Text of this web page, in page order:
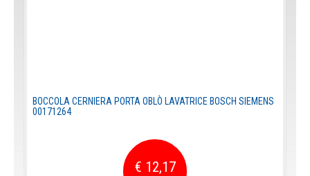
BOCCOLA CERNIERA PORTA OBLÒ LAVATRICE BOSCH SIEMENS
00171264
€ 12,17